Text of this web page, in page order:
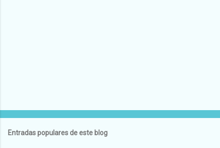
Entradas populares de este blog